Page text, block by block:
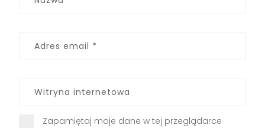
Zapamiętaj moje dane w tej przeglądarce